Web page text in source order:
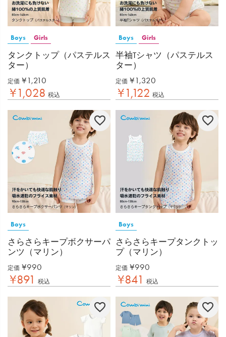
Boys Girls
タンクトップ（パステルス
ター）
定価 ¥ 1,210
¥1,028 税込
Boys Girls
半袖Tシャツ（パステルス
ター）
定価 ¥ 1,320
¥1,122 税込
Boys
さらさらキープボクサーパ
ンツ（マリン）
定価 ¥990
¥891 税込
Boys
さらさらキープタンクトッ
プ（マリン）
定価 ¥990
¥841 税込